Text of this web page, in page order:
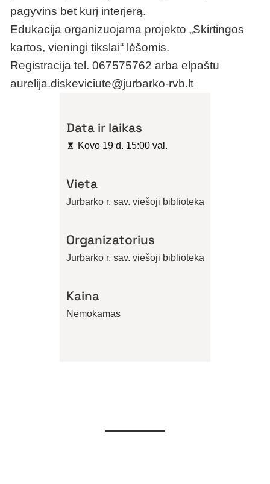
pagyvins bet kurį interjerą.
Edukacija organizuojama projekto „Skirtingos
kartos, vieningi tikslai“ lėšomis.
Registracija tel. 067575762 arba elpaštu
aurelija.diskeviciute@jurbarko-rvb.lt
Data ir laikas
Kovo 19 d. 15:00 val.
Vieta
Jurbarko r. sav. viešoji biblioteka
Organizatorius
Jurbarko r. sav. viešoji biblioteka
Kaina
Nemokamas